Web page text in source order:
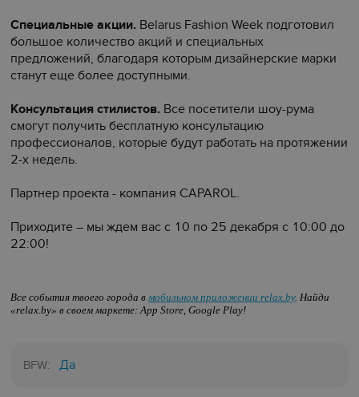
Специальные акции. Belarus Fashion Week подготовил
большое количество акций и специальных
предложений, благодаря которым дизайнерские марки
станут еще более доступными.
Консультация стилистов. Все посетители шоу-рума
смогут получить бесплатную консультацию
профессионалов, которые будут работать на протяжении
2-х недель.
Партнер проекта - компания CAPAROL.
Приходите – мы ждем вас с 10 по 25 декабря с 10:00 до
22:00!
Все события твоего города вмобильном приложении relax.by. Найди
«relax.by» в своем маркете: App Store, Google Play!
BFW: Да